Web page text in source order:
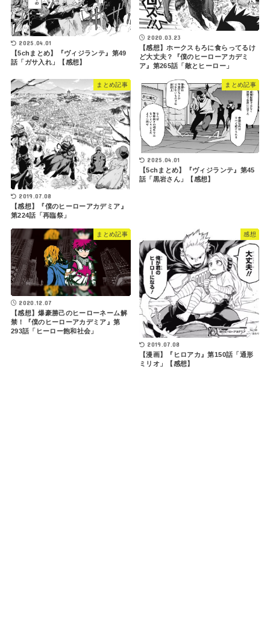
2025.04.01
【5chまとめ】『ヴィジランテ』第49
話「ガサ入れ」【感想】
2020.03.23
【感想】ホークスもろに食らってるけ
ど大丈夫？『僕のヒーローアカデミ
ア』第265話「敵とヒーロー」
まとめ記事
2019.07.08
【感想】『僕のヒーローアカデミア』
第224話「再臨祭」
まとめ記事
2025.04.01
【5chまとめ】『ヴィジランテ』第45
話「黒岩さん」【感想】
まとめ記事
2020.12.07
【感想】爆豪勝己のヒーローネーム解
禁！『僕のヒーローアカデミア』第
293話「ヒーロー飽和社会」
感想
2019.07.08
【漫画】『ヒロアカ』第150話「通形
ミリオ」【感想】